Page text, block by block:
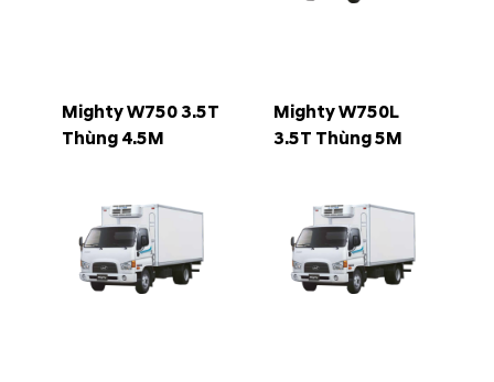
Mighty W750 3.5T
Thùng 4.5M
Mighty W750L
3.5T Thùng 5M